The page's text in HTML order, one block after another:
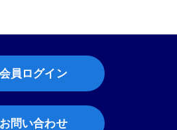
会員ログイン
お問い合わせ